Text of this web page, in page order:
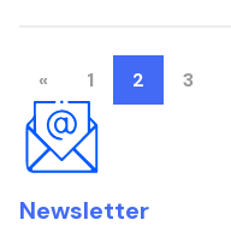
« 1 2 3
Newsletter